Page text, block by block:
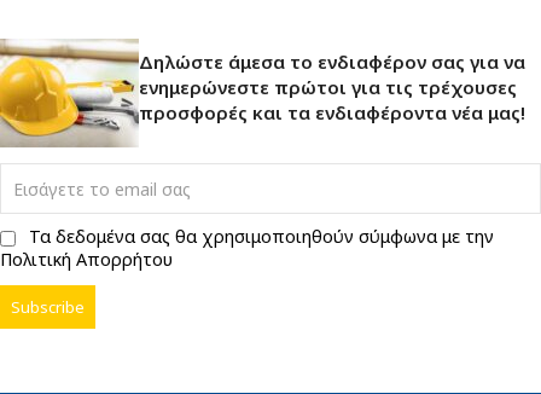
Δηλώστε άμεσα το ενδιαφέρον σας για να
ενημερώνεστε πρώτοι για τις τρέχουσες
προσφορές και τα ενδιαφέροντα νέα μας!
Τα δεδομένα σας θα χρησιμοποιηθούν σύμφωνα με την
Πολιτική Απορρήτου